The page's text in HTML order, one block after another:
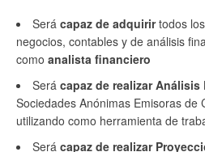
Será capaz de adquirirtodos
negocios, contables y de análisis
como analista financiero
Será capaz de realizar Análisis
Sociedades Anónimas Emisoras de
utilizando como herramienta de
Será capaz de realizar